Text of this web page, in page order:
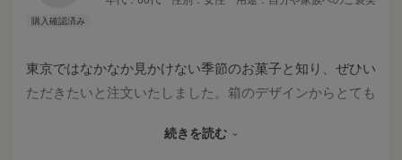
東京ではなかなか見かけない季節のお菓子と知り、ぜひい
ただきたいと注文いたしました。箱のデザインからとても
で、東大寺お水取りの頃の奈良の様子、春を待つ気持ちと
続きを読む